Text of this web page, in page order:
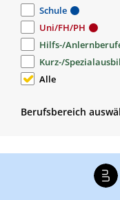
Schule
Uni/FH/PH
Hilfs-/
Kurz-/
Alle
Berufsbereich